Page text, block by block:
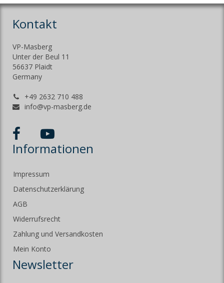
Kontakt
VP-Masberg
Unter der Beul 11
56637 Plaidt
Germany
+49 2632 710 488
info@vp-masberg.de
Informationen
Impressum
Datenschutzerklärung
AGB
Widerrufsrecht
Zahlung und Versandkosten
Mein Konto
Newsletter